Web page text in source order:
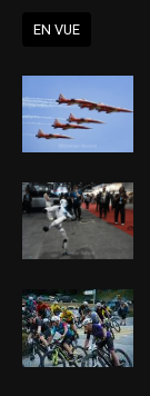
EN VUE